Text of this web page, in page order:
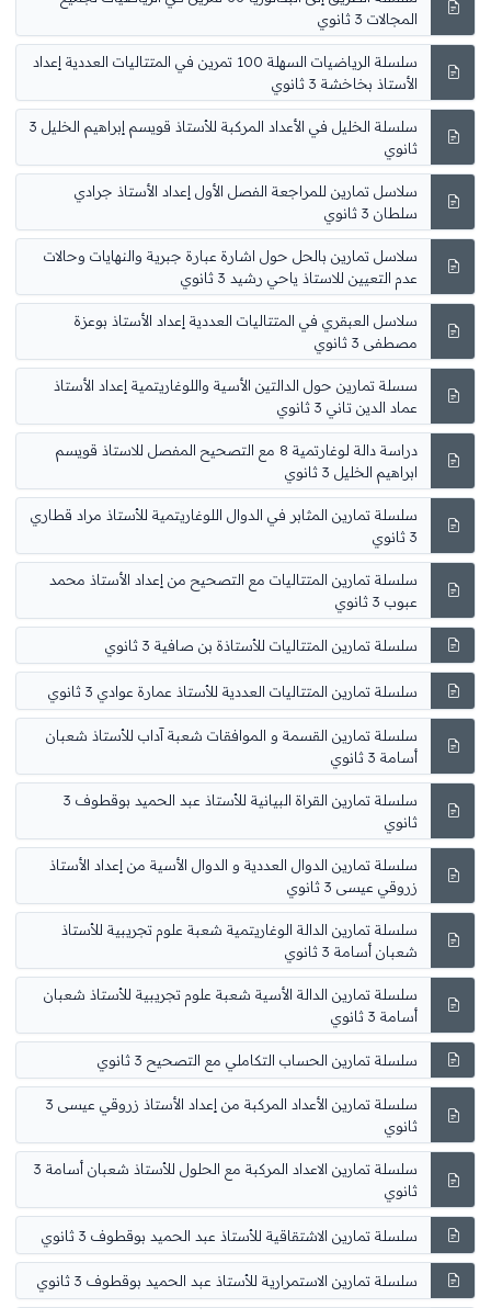
المجالات 3 ثانوي
سلسلة الرياضيات السهلة 100 تمرين في المتتاليات العددية إعداد
الأستاذ بخاخشة 3 ثانوي
سلسلة الخليل في الأعداد المركبة للأستاذ قويسم إبراهيم الخليل 3
ثانوي
سلاسل تمارين للمراجعة الفصل الأول إعداد الأستاذ جرادي
سلطان 3 ثانوي
سلاسل تمارين بالحل حول اشارة عبارة جبرية والنهايات وحالات
عدم التعيين للاستاذ ياحي رشيد 3 ثانوي
سلاسل العبقري في المتتاليات العددية إعداد الأستاذ بوعزة
مصطفى 3 ثانوي
سسلة تمارين حول الدالتين الأسية واللوغاريتمية إعداد الأستاذ
عماد الدين تاني 3 ثانوي
دراسة دالة لوغارتمية 8 مع التصحيح المفصل للاستاذ قويسم
ابراهيم الخليل 3 ثانوي
سلسلة تمارين المثابر في الدوال اللوغاريتمية للأستاذ مراد قطاري
3 ثانوي
سلسلة تمارين المتتاليات مع التصحيح من إعداد الأستاذ محمد
عبوب 3 ثانوي
سلسلة تمارين المتتاليات للأستاذة بن صافية 3 ثانوي
سلسلة تمارين المتتاليات العددية للأستاذ عمارة عوادي 3 ثانوي
سلسلة تمارين القسمة و الموافقات شعبة آداب للأستاذ شعبان
أسامة 3 ثانوي
سلسلة تمارين القراة البيانية للأستاذ عبد الحميد بوقطوف 3
ثانوي
سلسلة تمارين الدوال العددية و الدوال الأسية من إعداد الأستاذ
زروقي عيسى 3 ثانوي
سلسلة تمارين الدالة الوغاريتمية شعبة علوم تجريبية للأستاذ
شعبان أسامة 3 ثانوي
سلسلة تمارين الدالة الأسية شعبة علوم تجريبية للأستاذ شعبان
أسامة 3 ثانوي
سلسلة تمارين الحساب التكاملي مع التصحيح 3 ثانوي
سلسلة تمارين الأعداد المركبة من إعداد الأستاذ زروقي عيسى 3
ثانوي
سلسلة تمارين الاعداد المركبة مع الحلول للأستاذ شعبان أسامة 3
ثانوي
سلسلة تمارين الاشتقاقية للأستاذ عبد الحميد بوقطوف 3 ثانوي
سلسلة تمارين الاستمرارية للأستاذ عبد الحميد بوقطوف 3 ثانوي